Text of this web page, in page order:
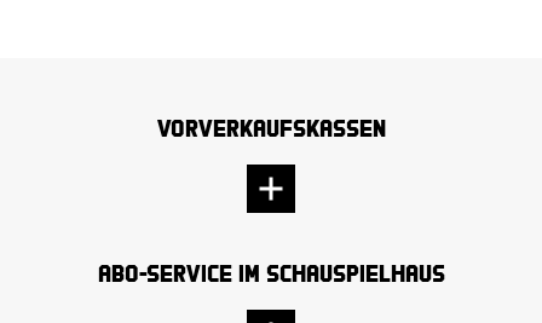
Vorverkaufskassen
Abo-Service im Schauspielhaus